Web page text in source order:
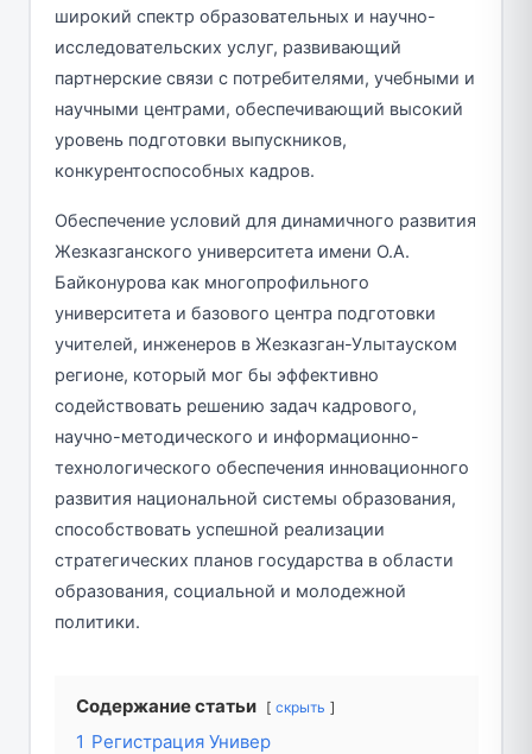
широкий спектр образовательных и научно-
исследовательских услуг, развивающий
партнерские связи с потребителями, учебными и
научными центрами, обеспечивающий высокий
уровень подготовки выпускников,
конкурентоспособных кадров.
Обеспечение условий для динамичного развития
Жезказганского университета имени О.А.
Байконурова как многопрофильного
университета и базового центра подготовки
учителей, инженеров в Жезказган-Улытауском
регионе, который мог бы эффективно
содействовать решению задач кадрового,
научно-методического и информационно-
технологического обеспечения инновационного
развития национальной системы образования,
способствовать успешной реализации
стратегических планов государства в области
образования, социальной и молодежной
политики.
Содержание статьи скрыть
1 Регистрация Универ